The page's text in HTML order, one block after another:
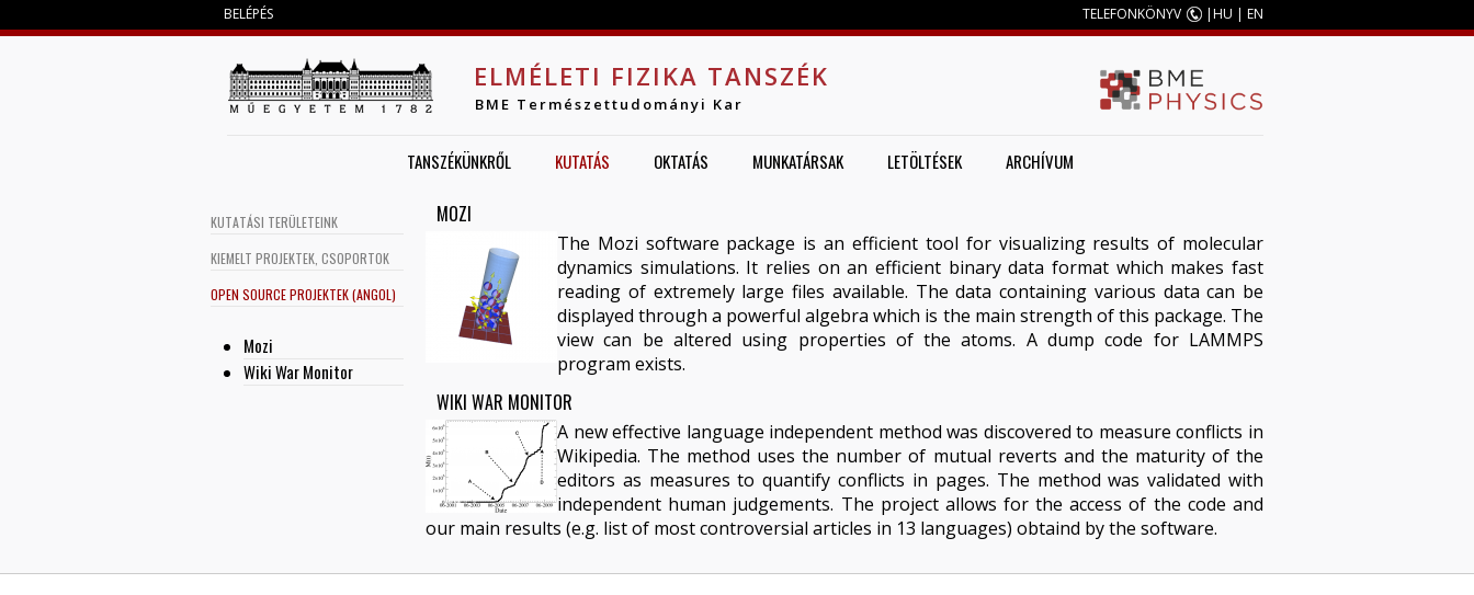
BELÉPÉS TELEFONKÖNYV |HU | EN
ELMÉLETI FIZIKA TANSZÉK
BME Természettudományi Kar
TANSZÉKÜNKRŐL KUTATÁS OKTATÁS MUNKATÁRSAK LETÖLTÉSEK ARCHÍVUM
MOZI
The Mozi software package is an efficient tool for visualizing results of molecular
dynamics simulations. It relies on an efficient binary data format which makes fast
reading of extremely large files available. The data containing various data can be
displayed through a powerful algebra which is the main strength of this package. The
view can be altered using properties of the atoms. A dump code for LAMMPS
program exists.
WIKI WAR MONITOR
A new effective language independent method was discovered to measure conflicts in
Wikipedia. The method uses the number of mutual reverts and the maturity of the
editors as measures to quantify conflicts in pages. The method was validated with
independent human judgements. The project allows for the access of the code and
our main results (e.g. list of most controversial articles in 13 languages) obtaind by the software.
KUTATÁSI TERÜLETEINK
KIEMELT PROJEKTEK, CSOPORTOK
OPEN SOURCE PROJEKTEK (ANGOL)
Mozi
Wiki War Monitor